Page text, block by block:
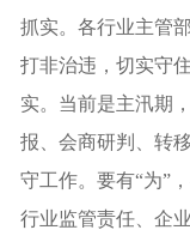
抓实。各行业主管
打非治违，切实守
实。当前是主汛期
报、会商研判、转
守工作。要有“为”
行业监管责任、企